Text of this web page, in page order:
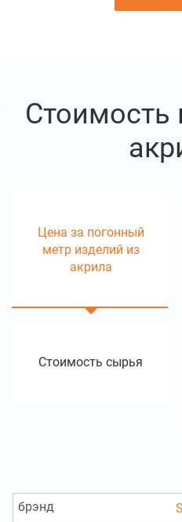
Стоимость
Цена за погонный
метр изделий из
акрила
Стоимость сырья
брэнд